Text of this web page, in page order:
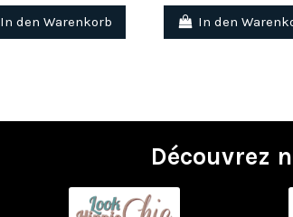
In den Warenkorb In den
Découvrez